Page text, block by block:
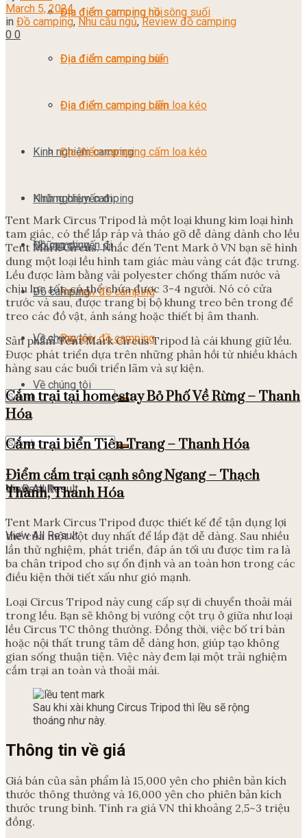
Địa điểm camping núi
Địa điểm camping biển
Địa điểm camping cấm loa kéo
Kinh nghiệm camping
Những chuyến đi
Đồ camping
Review đồ camping
Về chúng tôi
No Result
View All Result
Địa điểm camping hồ sông suối
Địa điểm camping núi
Địa điểm camping biển
Địa điểm camping cấm loa kéo
Kinh nghiệm camping
Những chuyến đi
Đồ camping
Review đồ camping
Về chúng tôi
No Result
View All Result
March 5, 2024
in Đồ camping,Nhu cầu ngủ,Review đồ camping
0 0
Tent Mark Circus Tripod là một loại khung kim loại hình
tam giác, có thể lắp ráp và tháo gỡ dễ dàng dành cho lều
Tent Mark Circus. Nhắc đến Tent Mark ở VN bạn sẽ hình
dung một loại lều hình tam giác màu vàng cát đặc trưng.
Lều được làm bằng vải polyester chống thấm nước và
chịu lực tốt, có thể chứa được 3-4 người. Nó có cửa
trước và sau, được trang bị bộ khung treo bên trong để
treo các đồ vật, ánh sáng hoặc thiết bị âm thanh.
Sản phẩm Tent Mark Circus Tripod là cái khung giữ lều.
Được phát triển dựa trên những phản hồi từ nhiều khách
hàng sau các buổi triển lãm và sự kiện.
Cắm trại tại homestay Bỏ Phố Về Rừng – Thanh
Hóa
Cắm trại biển Tiên Trang – Thanh Hóa
Điểm cắm trại cạnh sông Ngang – Thạch
Thành, Thanh Hóa
Tent Mark Circus Tripod được thiết kế để tận dụng lợi
thế của một cột duy nhất để lắp đặt dễ dàng. Sau nhiều
lần thử nghiệm, phát triển, đáp án tối ưu được tìm ra là
ba chân tripod cho sự ổn định và an toàn hơn trong các
điều kiện thời tiết xấu như gió mạnh.
Loại Circus Tripod này cung cấp sự di chuyển thoải mái
trong lều. Bạn sẽ không bị vướng cột trụ ở giữa như loại
lều Circus TC thông thường. Đồng thời, việc bố trí bàn
hoặc nội thất trung tâm dễ dàng hơn, giúp tạo không
gian sống thuận tiện. Việc này đem lại một trải nghiệm
cắm trại an toàn và thoải mái.
Sau khi xài khung Circus Tripod thì lều sẽ rộng
thoáng như này.
Thông tin về giá
Giá bán của sản phẩm là 15,000 yên cho phiên bản kích
thước thông thường và 16,000 yên cho phiên bản kích
thước trung bình. Tính ra giá VN thì khoảng 2,5~3 triệu
đồng.